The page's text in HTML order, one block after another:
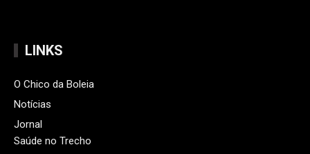
LINKS
O Chico da Boleia
Notícias
Jornal
Saúde no Trecho